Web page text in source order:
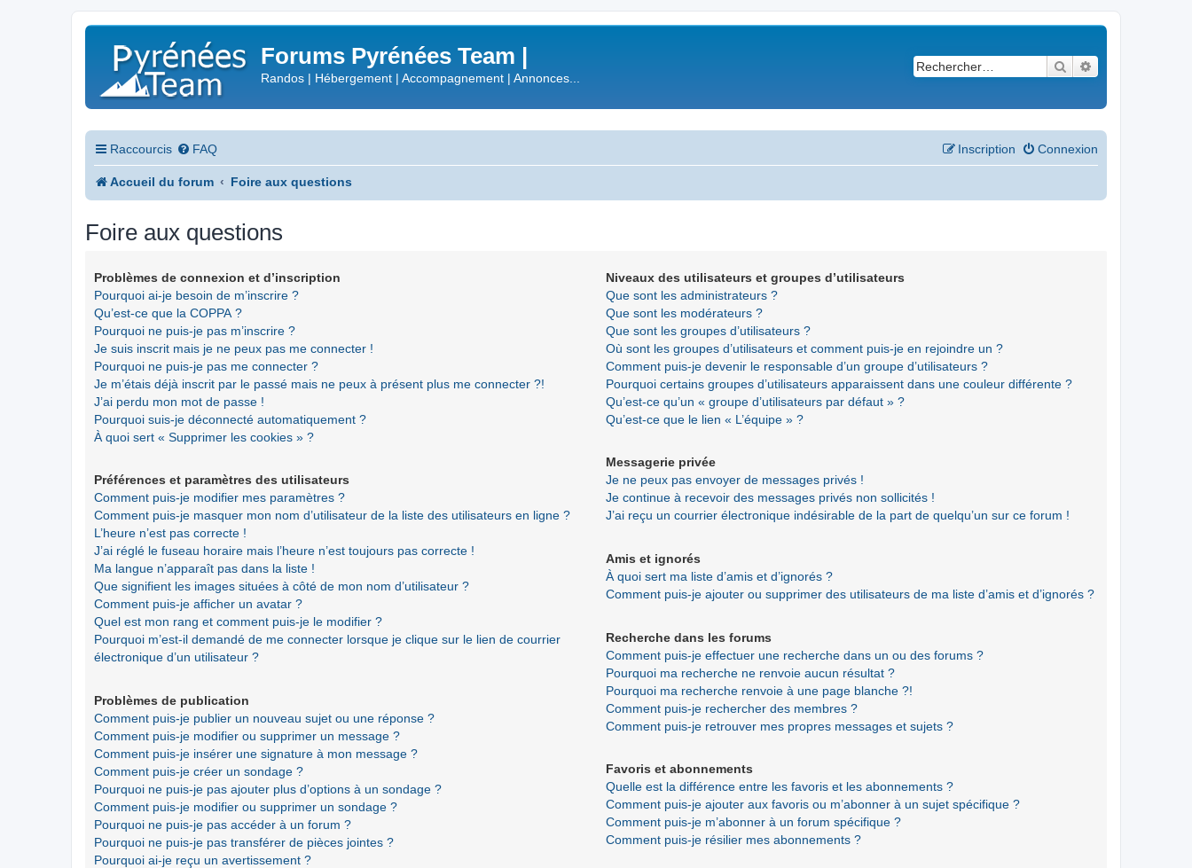
Forums Pyrénées Team |
Randos | Hébergement | Accompagnement | Annonces...
Rechercher
Raccourcis FAQ Connexion
Inscription
Accueil du forum Foire aux questions
Foire aux questions
Problèmes de connexion et d’inscription
Pourquoi ai-je besoin de m’inscrire ?
Qu’est-ce que la COPPA ?
Pourquoi ne puis-je pas m’inscrire ?
Je suis inscrit mais je ne peux pas me connecter !
Pourquoi ne puis-je pas me connecter ?
Je m’étais déjà inscrit par le passé mais ne peux à présent plus me connecter ?!
J’ai perdu mon mot de passe !
Pourquoi suis-je déconnecté automatiquement ?
À quoi sert « Supprimer les cookies » ?
Préférences et paramètres des utilisateurs
Comment puis-je modifier mes paramètres ?
Comment puis-je masquer mon nom d’utilisateur de la liste des utilisateurs en ligne ?
L’heure n’est pas correcte !
J’ai réglé le fuseau horaire mais l’heure n’est toujours pas correcte !
Ma langue n’apparaît pas dans la liste !
Que signifient les images situées à côté de mon nom d’utilisateur ?
Comment puis-je afficher un avatar ?
Quel est mon rang et comment puis-je le modifier ?
Pourquoi m’est-il demandé de me connecter lorsque je clique sur le lien de courrier
électronique d’un utilisateur ?
Problèmes de publication
Comment puis-je publier un nouveau sujet ou une réponse ?
Comment puis-je modifier ou supprimer un message ?
Comment puis-je insérer une signature à mon message ?
Comment puis-je créer un sondage ?
Pourquoi ne puis-je pas ajouter plus d’options à un sondage ?
Comment puis-je modifier ou supprimer un sondage ?
Pourquoi ne puis-je pas accéder à un forum ?
Pourquoi ne puis-je pas transférer de pièces jointes ?
Pourquoi ai-je reçu un avertissement ?
Niveaux des utilisateurs et groupes d’utilisateurs
Que sont les administrateurs ?
Que sont les modérateurs ?
Que sont les groupes d’utilisateurs ?
Où sont les groupes d’utilisateurs et comment puis-je en rejoindre un ?
Comment puis-je devenir le responsable d’un groupe d’utilisateurs ?
Pourquoi certains groupes d’utilisateurs apparaissent dans une couleur différente ?
Qu’est-ce qu’un « groupe d’utilisateurs par défaut » ?
Qu’est-ce que le lien « L’équipe » ?
Messagerie privée
Je ne peux pas envoyer de messages privés !
Je continue à recevoir des messages privés non sollicités !
J’ai reçu un courrier électronique indésirable de la part de quelqu’un sur ce forum !
Amis et ignorés
À quoi sert ma liste d’amis et d’ignorés ?
Comment puis-je ajouter ou supprimer des utilisateurs de ma liste d’amis et d’ignorés ?
Recherche dans les forums
Comment puis-je effectuer une recherche dans un ou des forums ?
Pourquoi ma recherche ne renvoie aucun résultat ?
Pourquoi ma recherche renvoie à une page blanche ?!
Comment puis-je rechercher des membres ?
Comment puis-je retrouver mes propres messages et sujets ?
Favoris et abonnements
Quelle est la différence entre les favoris et les abonnements ?
Comment puis-je ajouter aux favoris ou m’abonner à un sujet spécifique ?
Comment puis-je m’abonner à un forum spécifique ?
Comment puis-je résilier mes abonnements ?